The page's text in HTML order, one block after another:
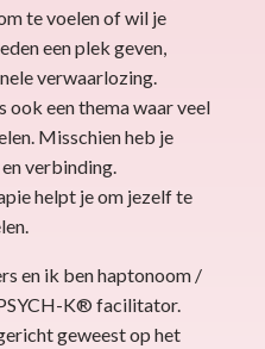
te voelen of wil je
een plek geven,
verwaarlozing.
ook een thema waar veel
Misschien heb je
verbinding.
helpt je om jezelf te
en ik ben haptonoom /
K® facilitator.
geweest op het